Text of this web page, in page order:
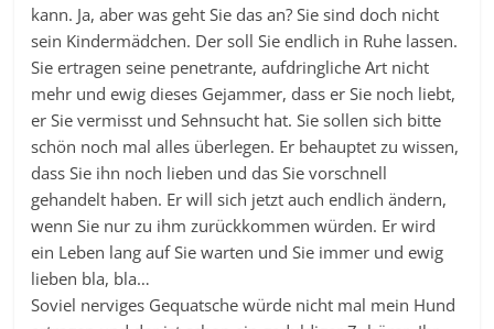
kann. Ja, aber was geht Sie das an? Sie sind doch nicht
sein Kindermädchen. Der soll Sie endlich in Ruhe lassen.
Sie ertragen seine penetrante, aufdringliche Art nicht
mehr und ewig dieses Gejammer, dass er Sie noch liebt,
er Sie vermisst und Sehnsucht hat. Sie sollen sich bitte
schön noch mal alles überlegen. Er behauptet zu wissen,
dass Sie ihn noch lieben und das Sie vorschnell
gehandelt haben. Er will sich jetzt auch endlich ändern,
wenn Sie nur zu ihm zurückkommen würden. Er wird
ein Leben lang auf Sie warten und Sie immer und ewig
lieben bla, bla…
Soviel nerviges Gequatsche würde nicht mal mein Hund